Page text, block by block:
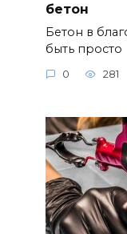
бетон
Бетон в
быть просто
0 281